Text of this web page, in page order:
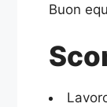
Buon